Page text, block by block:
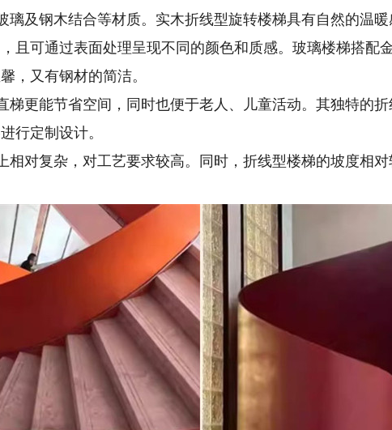
及钢木结合等材质。实木折线型旋转楼梯具有自然的温
且可通过表面处理呈现不同的颜色和质感。玻璃楼梯搭配
，又有钢材的简洁。
更能节省空间，同时也便于老人、儿童活动。其独特的
行定制设计。
对复杂，对工艺要求较高。同时，折线型楼梯的坡度相